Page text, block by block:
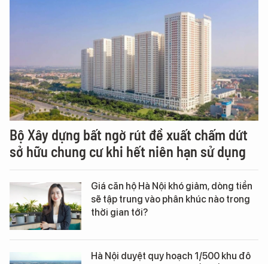
Bộ Xây dựng bất ngờ rút đề xuất chấm dứt
sở hữu chung cư khi hết niên hạn sử dụng
Giá căn hộ Hà Nội khó giảm, dòng tiền
sẽ tập trung vào phân khúc nào trong
thời gian tới?
Hà Nội duyệt quy hoạch 1/500 khu đô